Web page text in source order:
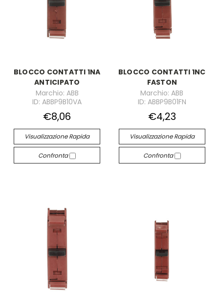
BLOCCO CONTATTI 1NA
ANTICIPATO
Marchio: ABB
ID: ABBP9B10VA
€8,06
Visualizzazione Rapida
Confronta
BLOCCO CONTATTI 1NC
FASTON
Marchio: ABB
ID: ABBP9B01FN
€4,23
Visualizzazione Rapida
Confronta